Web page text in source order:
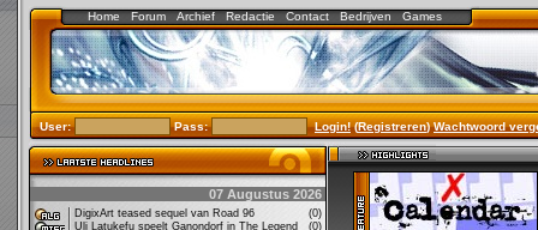
Home Forum Archief Redactie Contact Bedrijven Games
User: Pass: Login!(Registreren)Wachtwoord
07 Augustus 2026
DigixArt teased sequel van Road 96
(0)
Uli Latukefu speelt Ganondorf in The Legend
(0)